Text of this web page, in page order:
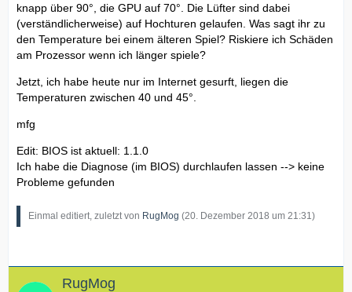
knapp über 90°, die GPU auf 70°. Die Lüfter sind dabei
(verständlicherweise) auf Hochturen gelaufen. Was sagt ihr zu
den Temperature bei einem älteren Spiel? Riskiere ich Schäden
am Prozessor wenn ich länger spiele?
Jetzt, ich habe heute nur im Internet gesurft, liegen die
Temperaturen zwischen 40 und 45°.
mfg
Edit: BIOS ist aktuell: 1.1.0
Ich habe die Diagnose (im BIOS) durchlaufen lassen --> keine
Probleme gefunden
Einmal editiert, zuletzt von RugMog (20. Dezember 2018 um 21:31 )
RugMog